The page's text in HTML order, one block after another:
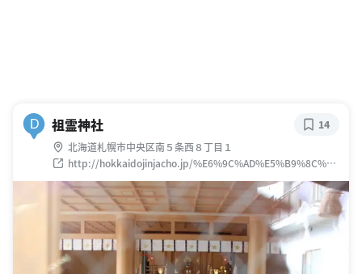
D 祖霊神社
北海道札幌市中央区南５条西８丁目１
http://hokkaidojinjacho.jp/%E6%9C%AD%E5%B9%8C%E7
%A5%96%E9%9C%8A%E7%A5%9E%E7%A4%BE/
14